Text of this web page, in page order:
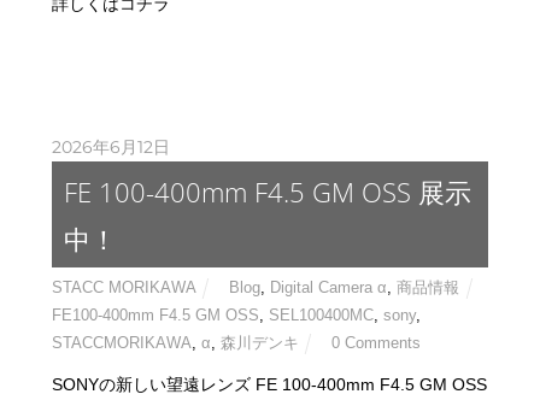
2026年6月12日
FE 100-400mm F4.5 GM OSS 展示
中！
STACC MORIKAWA Blog, Digital Camera α 商品情報
FE100-400mm F4.5 GM OSS
SEL100400MC, sony,
STACCMORIKAWA α 森川デンキ 0 Comments
SONYの新しい望遠レンズ FE 100-400mm F4.5 GM OSS